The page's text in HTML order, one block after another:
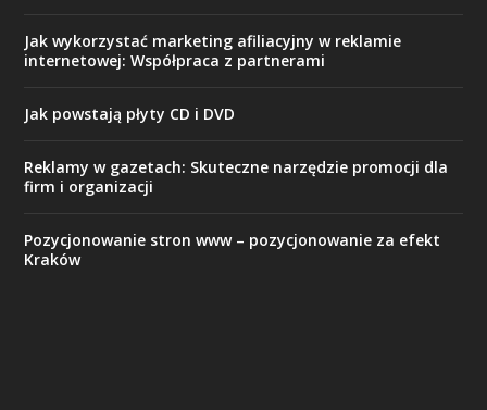
Jak wykorzystać marketing afiliacyjny w reklamie
internetowej: Współpraca z partnerami
Jak powstają płyty CD i DVD
Reklamy w gazetach: Skuteczne narzędzie promocji dla
firm i organizacji
Pozycjonowanie stron www – pozycjonowanie za efekt
Kraków